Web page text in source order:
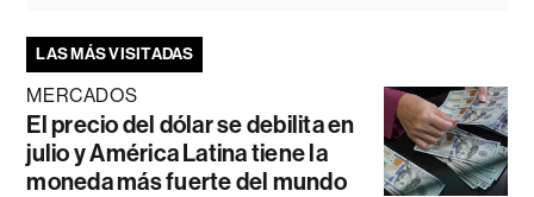
LAS MÁS VISITADAS
MERCADOS
El precio del dólar se debilita en
julio y América Latina tiene la
moneda más fuerte del mundo